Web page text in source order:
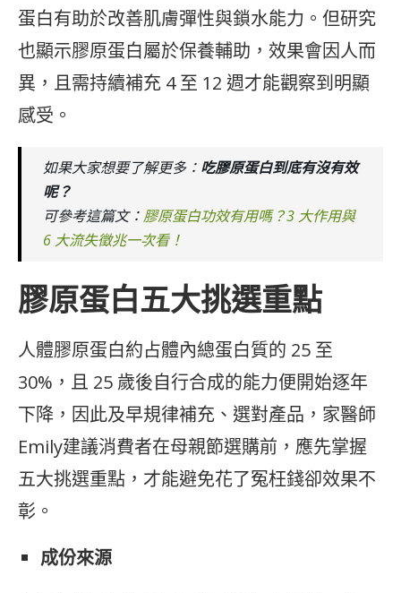
蛋白有助於改善肌膚彈性與鎖水能力。但研究
也顯示膠原蛋白屬於保養輔助，效果會因人而
異，且需持續補充 4 至 12 週才能觀察到明顯
感受。
如果大家想要了解更多： 吃膠原蛋白到底有沒有效
呢？
可參考這篇文：膠原蛋白功效有用嗎？3 大作用與
6 大流失徵兆一次看！
膠原蛋白五大挑選重點
人體膠原蛋白約占體內總蛋白質的 25 至
30%，且 25 歲後自行合成的能力便開始逐年
下降，因此及早規律補充、選對產品，家醫師
Emily建議消費者在母親節選購前，應先掌握
五大挑選重點，才能避免花了冤枉錢卻效果不
彰。
成份來源